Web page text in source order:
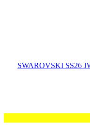
SWAROVSKI SS26